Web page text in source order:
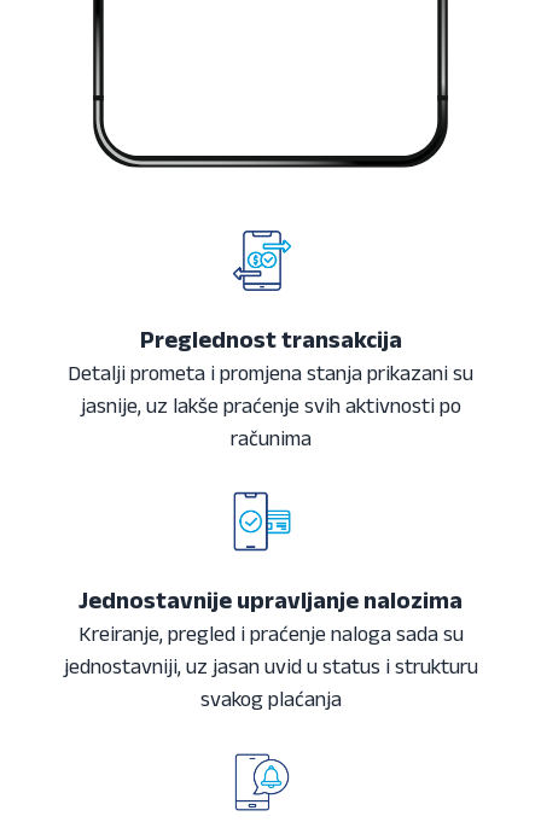
Preglednost transakcija
Detalji prometa i promjena stanja prikazani su
jasnije, uz lakše praćenje svih aktivnosti po
računima
Jednostavnije upravljanje nalozima
Kreiranje, pregled i praćenje naloga sada su
jednostavniji, uz jasan uvid u status i strukturu
svakog plaćanja